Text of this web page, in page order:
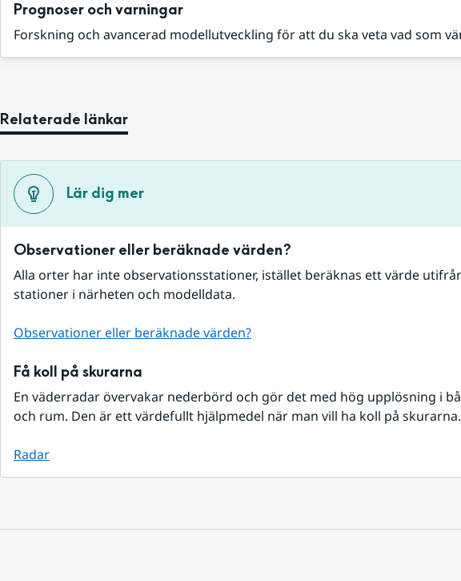
Prognoser och varningar
Forskning och avancerad modellutveckling för att du ska veta vad som
Relaterade länkar
Lär dig mer
Observationer eller beräknade värden?
Alla orter har inte observationsstationer, istället beräknas ett värde
stationer i närheten och modelldata.
Observationer eller beräknade värden?
Få koll på skurarna
En väderradar övervakar nederbörd och gör det med hög upplösning i
och rum. Den är ett värdefullt hjälpmedel när man vill ha koll på skurarna.
Radar